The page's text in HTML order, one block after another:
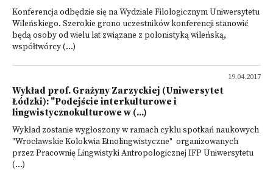
Konferencja odbędzie się na Wydziale Filologicznym Uniwersytetu
Wileńskiego. Szerokie grono uczestników konferencji stanowić
będą osoby od wielu lat związane z polonistyką wileńską,
współtwórcy (...)
19.04.2017
Wykład prof. Grażyny Zarzyckiej (Uniwersytet
Łódzki): "Podejście interkulturowe i
lingwistycznokulturowe w (...)
Wykład zostanie wygłoszony w ramach cyklu spotkań naukowych
"Wrocławskie Kolokwia Etnolingwistyczne" organizowanych
przez Pracownię Lingwistyki Antropologicznej IFP Uniwersytetu
(...)